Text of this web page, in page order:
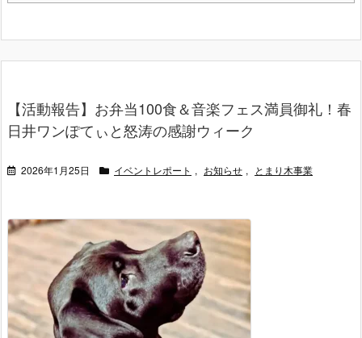
【活動報告】お弁当100食＆音楽フェス満員御礼！春
日井ワンぽてぃと怒涛の感謝ウィーク
2026年1月25日 イベントレポート , お知らせ , とまり木事業